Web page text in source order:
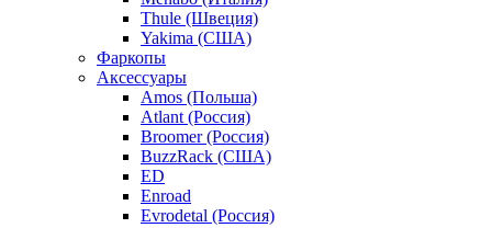
Thule (Швеция)
Yakima (США)
Фаркопы
Аксессуары
Amos (Польша)
Atlant (Россия)
Broomer (Россия)
BuzzRack (США)
ED
Enroad
Evrodetal (Россия)